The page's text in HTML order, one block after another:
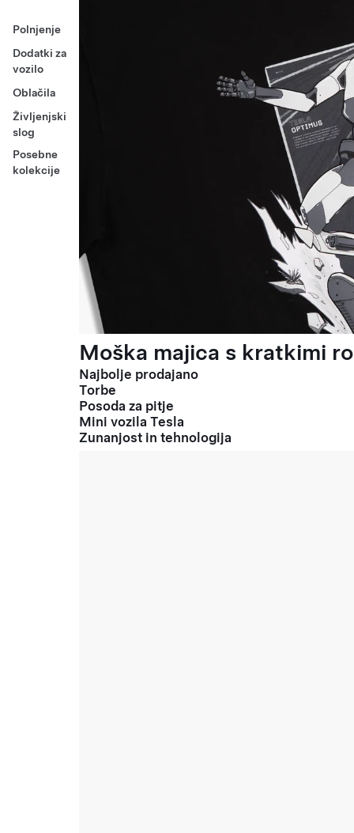
Polnjenje
Dodatki za
vozilo
Oblačila
Življenjski
slog
Posebne
kolekcije
Moška majica s kratkimi
Najbolje prodajano
Torbe
Posoda za pitje
Mini vozila Tesla
Zunanjost in tehnologija